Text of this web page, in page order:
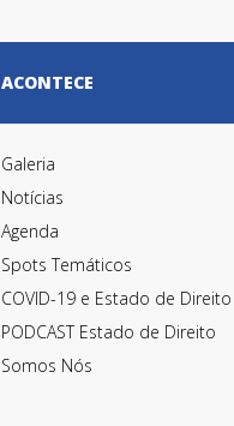
ACONTECE
Galeria
Notícias
Agenda
Spots Temáticos
COVID-19 e Estado de Direito
PODCAST Estado de Direito
Somos Nós